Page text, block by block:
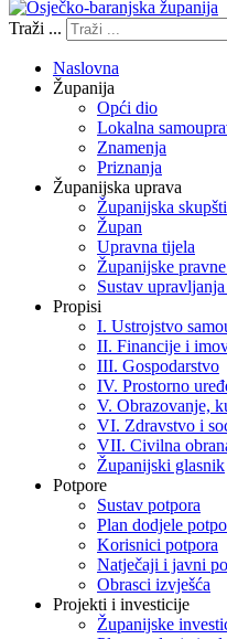
Traži ...
Naslovna
Županija
Opći dio
Lokalna
Znamenja
Priznanja
Županijska uprava
Županijska
Župan
Upravna tijela
Županijske
Sustav
Propisi
I. Ustrojstvo
II. Financije i
III. Gospodarstvo
IV. Prostorno
V. Obrazovanje,
VI. Zdravstvo i
VII. Civilna
Županijski glasnik
Potpore
Sustav potpora
Plan dodjele
Korisnici potpora
Natječaji i javni
Obrasci izvješća
Projekti i investicije
Županijske